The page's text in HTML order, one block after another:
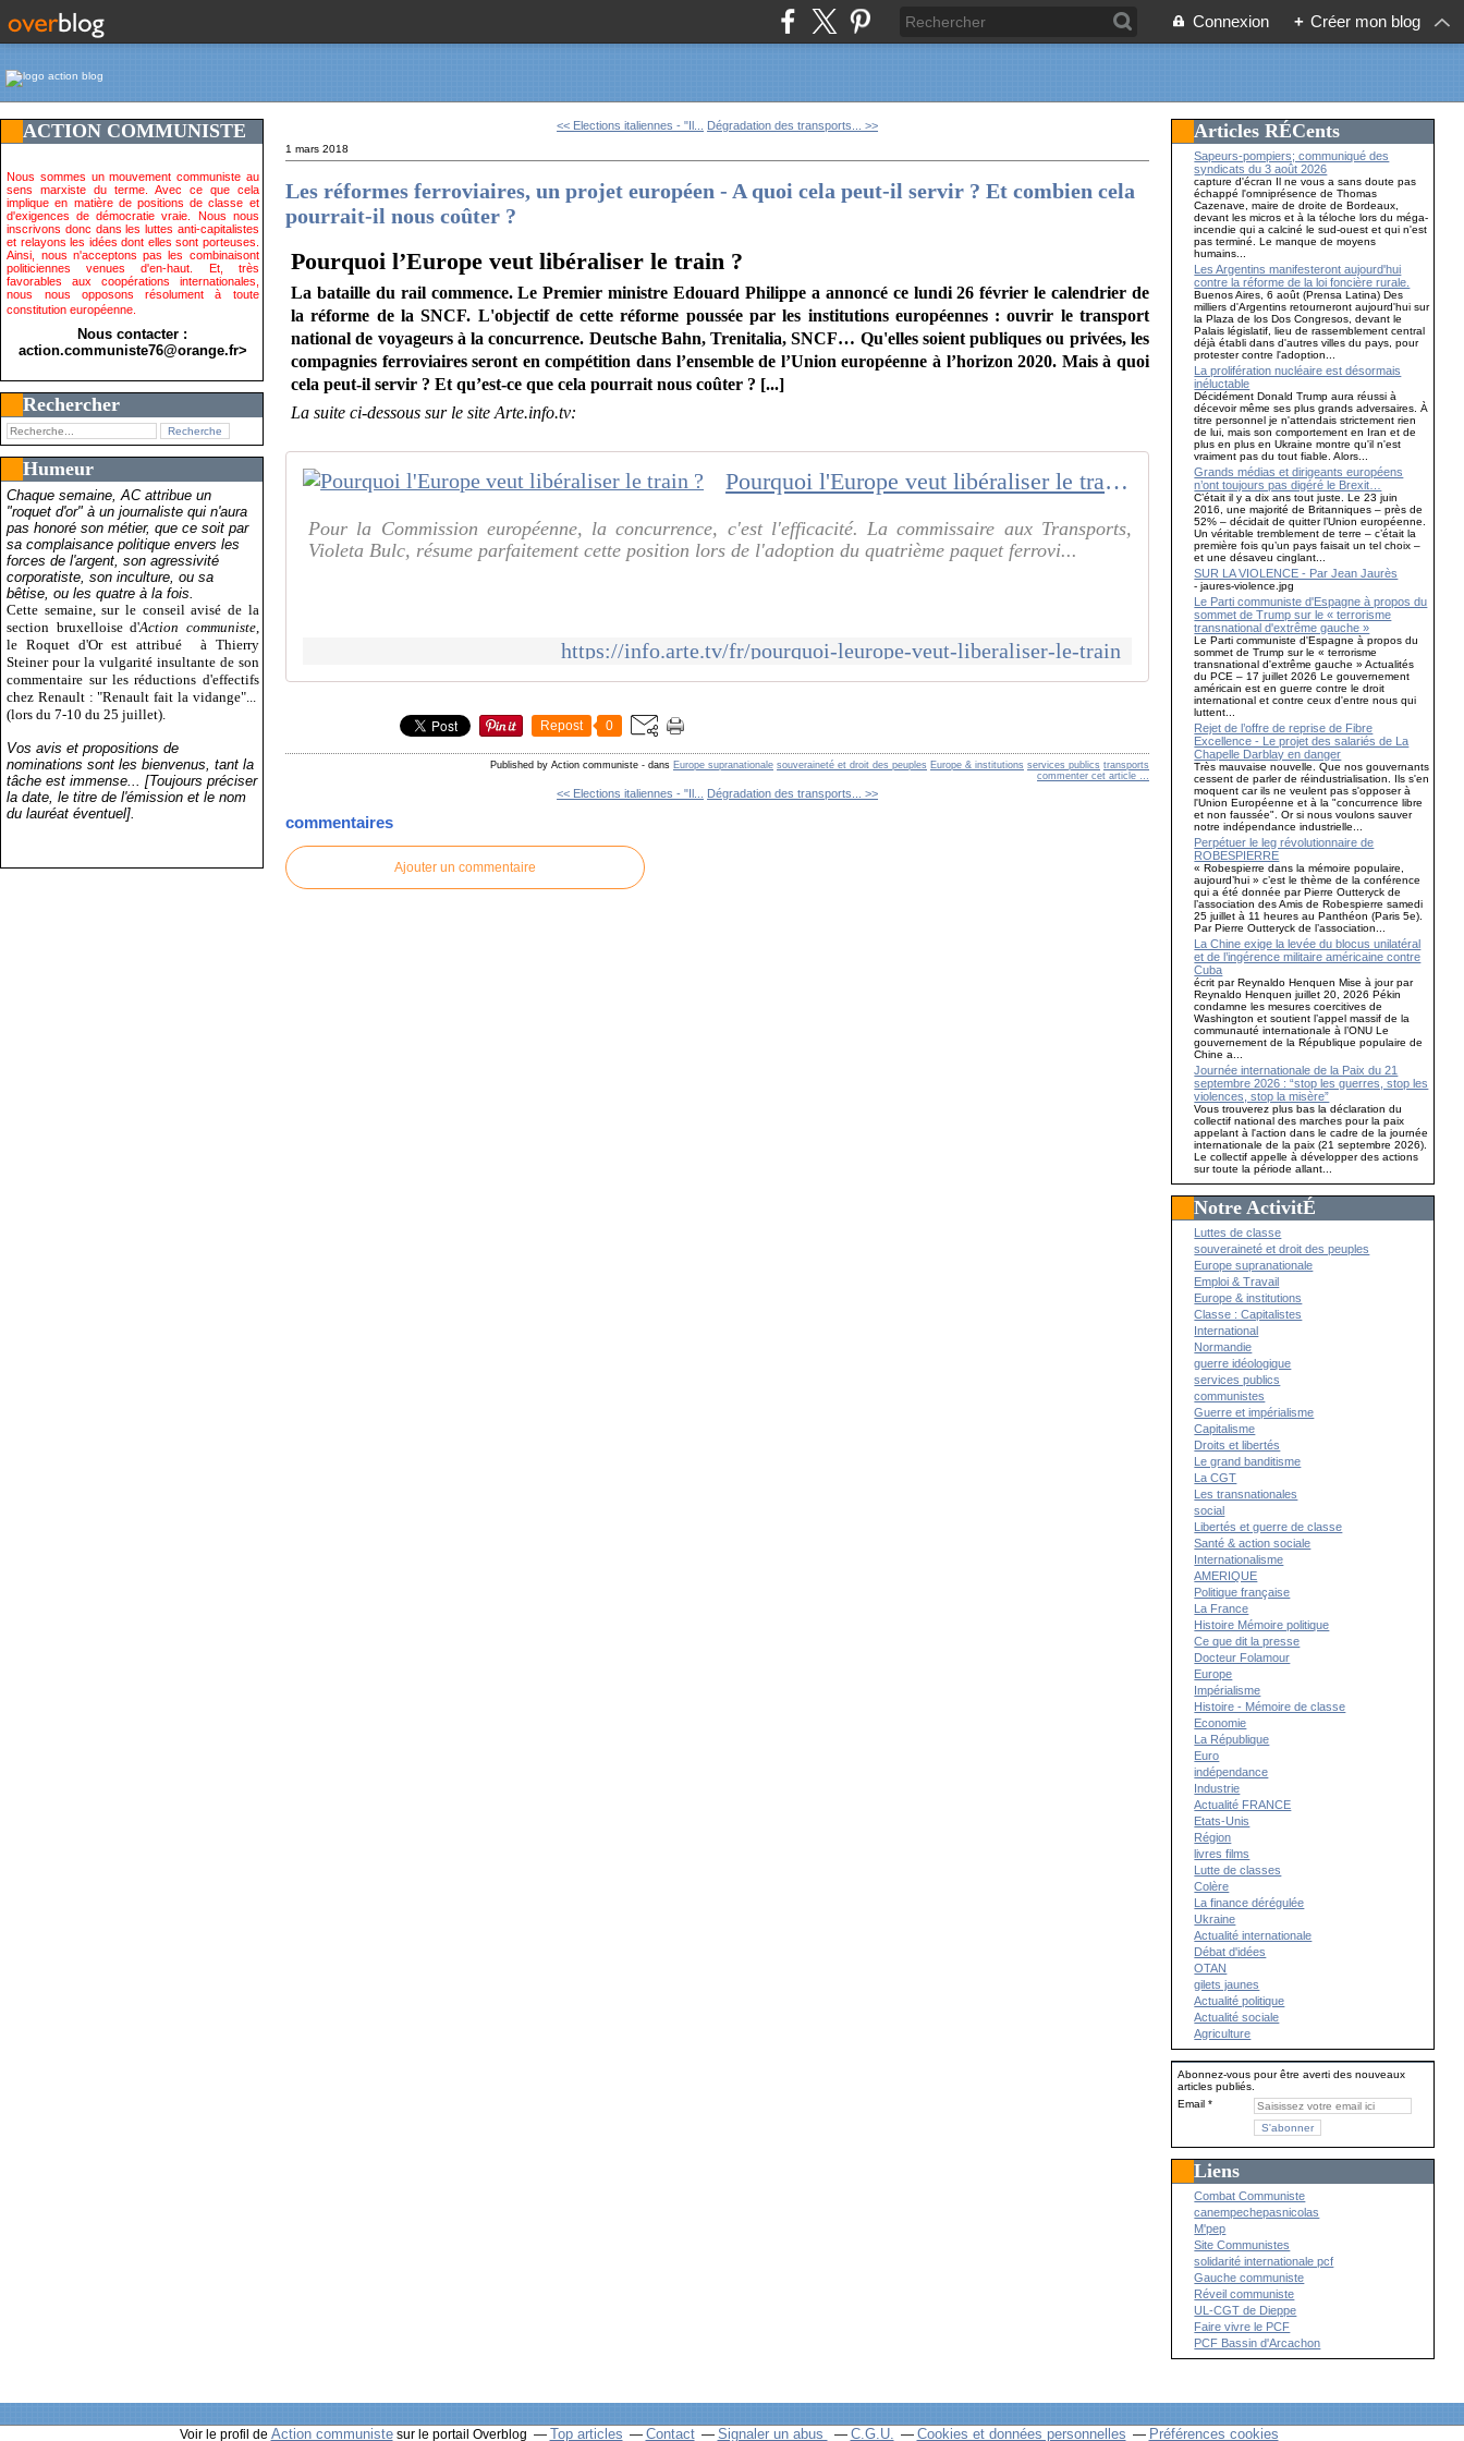
Connexion + Créer mon blog
ACTION COMMUNISTE
Nous sommes un mouvement communiste au
sens marxiste du terme. Avec ce que cela
implique en matière de positions de classe et
d'exigences de démocratie vraie. Nous nous
inscrivons donc dans les luttes anti-capitalistes
et relayons les idées dont elles sont porteuses.
Ainsi, nous n'acceptons pas les combinaisont
politiciennes venues d'en-haut. Et, très
favorables aux coopérations internationales,
nous nous opposons résolument à toute
constitution européenne.
Nous contacter :
action.communiste76@orange.fr>
Rechercher
Humeur
Chaque semaine, AC attribue un
"roquet d'or" à un journaliste qui n'aura
pas honoré son métier, que ce soit par
sa complaisance politique envers les
forces de l'argent, son agressivité
corporatiste, son inculture, ou sa
bêtise, ou les quatre à la fois.
Cette semaine, sur le conseil avisé de la
section bruxelloise d'Action communiste,
le Roquet d'Or est attribué
à Thierry
Steiner pour la vulgarité insultante de son
commentaire sur les réductions d'effectifs
chez Renault : "Renault fait la vidange"...
(lors du 7-10 du 25 juillet).
Vos avis et propositions de
nominations sont les bienvenus, tant la
tâche est immense... [Toujours préciser
la date, le titre de l'émission et le nom
du lauréat éventuel].
<< Elections italiennes - "Il... Dégradation des transports... >>
1 mars 2018
Les réformes ferroviaires, un projet européen - A quoi cela peut-il servir ? Et combien cela
pourrait-il nous coûter ?
Pourquoi l’Europe veut libéraliser le train ?
La bataille du rail commence. Le Premier ministre Edouard Philippe a annoncé ce lundi 26 février le calendrier de
la réforme de la SNCF. L'objectif de cette réforme poussée par les institutions européennes : ouvrir le transport
national de voyageurs à la concurrence. Deutsche Bahn, Trenitalia, SNCF… Qu'elles soient publiques ou privées, les
compagnies ferroviaires seront en compétition dans l’ensemble de l’Union européenne à l’horizon 2020. Mais à quoi
cela peut-il servir ? Et qu’est-ce que cela pourrait nous coûter ? [...]
La suite ci-dessous sur le site Arte.info.tv:
Pourquoi l'Europe veut libéraliser le train ?
Pour la Commission européenne, la concurrence, c'est l'efficacité. La commissaire aux Transports,
Violeta Bulc, résume parfaitement cette position lors de l'adoption du quatrième paquet ferrovi...
https://info.arte.tv/fr/pourquoi-leurope-veut-liberaliser-le-train
Repost 0
Published by Action communiste - dans Europe supranationale souveraineté et droit des peuples Europe & institutions services publics transports
commenter cet article …
<< Elections italiennes - "Il... Dégradation des transports... >>
commentaires
Ajouter un commentaire
Articles RÉCents
Sapeurs-pompiers; communiqué des
syndicats du 3 août 2026
capture d'écran Il ne vous a sans doute pas
échappé l'omniprésence de Thomas
Cazenave, maire de droite de Bordeaux,
devant les micros et à la téloche lors du méga-
incendie qui a calciné le sud-ouest et qui n'est
pas terminé. Le manque de moyens
humains...
Les Argentins manifesteront aujourd'hui
contre la réforme de la loi foncière rurale.
Buenos Aires, 6 août (Prensa Latina) Des
milliers d'Argentins retourneront aujourd'hui sur
la Plaza de los Dos Congresos, devant le
Palais législatif, lieu de rassemblement central
déjà établi dans d'autres villes du pays, pour
protester contre l'adoption...
La prolifération nucléaire est désormais
inéluctable
Décidément Donald Trump aura réussi à
décevoir même ses plus grands adversaires. À
titre personnel je n'attendais strictement rien
de lui, mais son comportement en Iran et de
plus en plus en Ukraine montre qu'il n'est
vraiment pas du tout fiable. Alors...
Grands médias et dirigeants européens
n’ont toujours pas digéré le Brexit…
C’était il y a dix ans tout juste. Le 23 juin
2016, une majorité de Britanniques – près de
52% – décidait de quitter l’Union européenne.
Un véritable tremblement de terre – c’était la
première fois qu’un pays faisait un tel choix –
et une désaveu cinglant...
SUR LA VIOLENCE - Par Jean Jaurès
- jaures-violence.jpg
Le Parti communiste d'Espagne à propos du
sommet de Trump sur le « terrorisme
transnational d'extrême gauche »
Le Parti communiste d'Espagne à propos du
sommet de Trump sur le « terrorisme
transnational d'extrême gauche » Actualités
du PCE – 17 juillet 2026 Le gouvernement
américain est en guerre contre le droit
international et contre ceux d'entre nous qui
luttent...
Rejet de l’offre de reprise de Fibre
Excellence - Le projet des salariés de La
Chapelle Darblay en danger
Très mauvaise nouvelle. Que nos gouvernants
cessent de parler de réindustrialisation. Ils s'en
moquent car ils ne veulent pas s'opposer à
l'Union Européenne et à la "concurrence libre
et non faussée". Or si nous voulons sauver
notre indépendance industrielle...
Perpétuer le leg révolutionnaire de
ROBESPIERRE
« Robespierre dans la mémoire populaire,
aujourd’hui » c’est le thème de la conférence
qui a été donnée par Pierre Outteryck de
l’association des Amis de Robespierre samedi
25 juillet à 11 heures au Panthéon (Paris 5e).
Par Pierre Outteryck de l’association...
La Chine exige la levée du blocus unilatéral
et de l’ingérence militaire américaine contre
Cuba
écrit par Reynaldo Henquen Mise à jour par
Reynaldo Henquen juillet 20, 2026 Pékin
condamne les mesures coercitives de
Washington et soutient l’appel massif de la
communauté internationale à l’ONU Le
gouvernement de la République populaire de
Chine a...
Journée internationale de la Paix du 21
septembre 2026 : “stop les guerres, stop les
violences, stop la misère”
Vous trouverez plus bas la déclaration du
collectif national des marches pour la paix
appelant à l'action dans le cadre de la journée
internationale de la paix (21 septembre 2026).
Le collectif appelle à développer des actions
sur toute la période allant...
Notre ActivitÉ
Luttes de classe
souveraineté et droit des peuples
Europe supranationale
Emploi & Travail
Europe & institutions
Classe : Capitalistes
International
Normandie
guerre idéologique
services publics
communistes
Guerre et impérialisme
Capitalisme
Droits et libertés
Le grand banditisme
La CGT
Les transnationales
social
Libertés et guerre de classe
Santé & action sociale
Internationalisme
AMERIQUE
Politique française
La France
Histoire Mémoire politique
Ce que dit la presse
Docteur Folamour
Europe
Impérialisme
Histoire - Mémoire de classe
Economie
La République
Euro
indépendance
Industrie
Actualité FRANCE
Etats-Unis
Région
livres films
Lutte de classes
Colère
La finance dérégulée
Ukraine
Actualité internationale
Débat d'idées
OTAN
gilets jaunes
Actualité politique
Actualité sociale
Agriculture
Abonnez-vous pour être averti des nouveaux
articles publiés.
Email
Liens
Combat Communiste
canempechepasnicolas
M'pep
Site Communistes
solidarité internationale pcf
Gauche communiste
Réveil communiste
UL-CGT de Dieppe
Faire vivre le PCF
PCF Bassin d'Arcachon
Voir le profil de Action communistesur le portail Overblog Top articles Contact Signaler un abus C.G.U. Cookies et données personnelles Préférences cookies